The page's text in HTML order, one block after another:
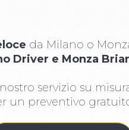
da Milano o
Driver e Monza
servizio su
un preventivo